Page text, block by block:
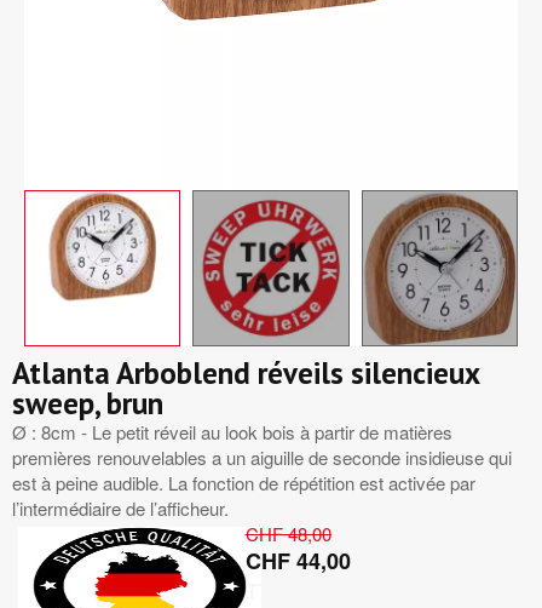
Atlanta Arboblend réveils silencieux
sweep, brun
Ø : 8cm - Le petit réveil au look bois à partir de matières
premières renouvelables a un aiguille de seconde insidieuse qui
est à peine audible. La fonction de répétition est activée par
l’intermédiaire de l’afficheur.
CHF 48,00
CHF 44,00
TTC